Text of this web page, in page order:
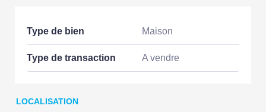
Type de bien Maison
Type de transaction A vendre
LOCALISATION